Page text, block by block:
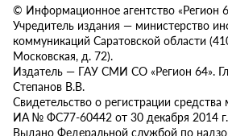
© Информационное агентство «Регион
Учредитель издания — министерство
коммуникаций Саратовской области
Московская, д. 72).
Издатель — ГАУ СМИ СО «Регион 64».
Степанов В.В.
Свидетельство о регистрации
ИА № ФС77-60442 от 30 декабря 2014 г.
Выдано Федеральной службой по